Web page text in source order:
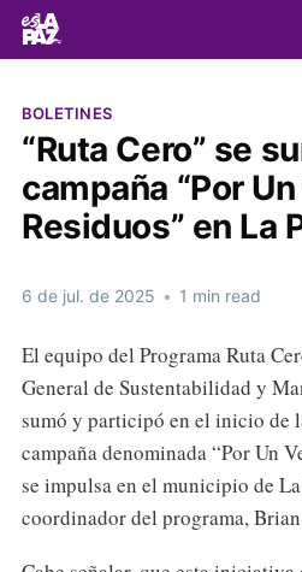
BOLETINES
“Ruta Cero” se
campaña “Por
Residuos” en La
6 de jul. de 2025 • 1 min read
El equipo del Programa Ruta
General de Sustentabilidad y
sumó y participó en el inicio de
campaña denominada “Por Un
se impulsa en el municipio de
coordinador del programa,